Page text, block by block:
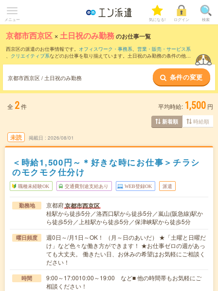
メニュー 気になる! ログイン 検索
京都市西京区 ×土日祝のみ勤務のお仕事一覧
西京区の派遣のお仕事情報です。 オフィスワーク・事務系、 営業・販売・サービス系
、 クリエイティブ系などのお仕事を取り揃えています。土日祝のみ勤務の条件の他
京都市西京区 / 土日祝のみ勤務 条件の変更
全 2件 平均時給: 1,500 円
新着順 時給順
未読 掲載日 2026/08/01
＜時給1,500円～＊好きな時にお仕事＞チラシ
のモクモク仕分け
職種未経験OK 交通費別途支給あり WEB登録OK 派遣
勤務地 京都府京都市西京区
桂駅から徒歩5分／洛西口駅から徒歩5分／嵐山(阪急線)駅か
ら徒歩5分／上桂駅から徒歩5分／保津峡駅から徒歩5分
曜日頻度
週0日～/月1日～OK！ （月～日のあいだ） ★「土曜と日曜だ
け」など色々な働き方ができます！ ★お仕事ゼロの週があっ
ても大丈夫。 働きたい日、お休みの希望はお気軽にご相談く
ださい！
時間
9:00～17:0010:00～19:00 など■ 他の時間帯もお気軽にご
相談ください！